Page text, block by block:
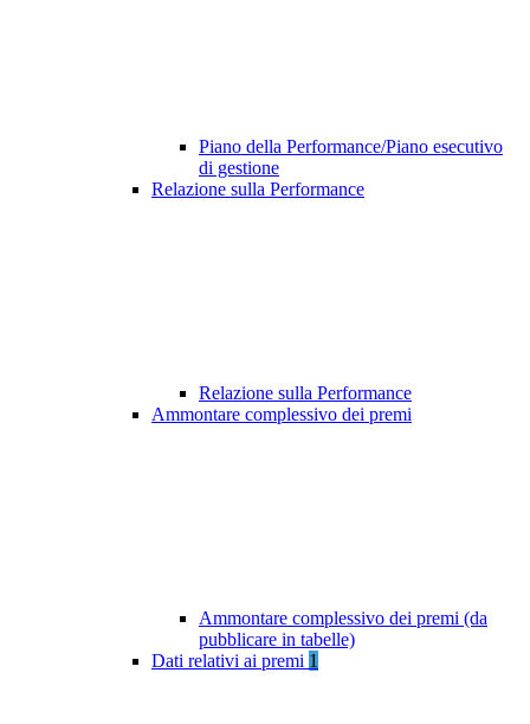
Piano della Performance/Piano esecutivo
di gestione
Relazione sulla Performance
Relazione sulla Performance
Ammontare complessivo dei premi
Ammontare complessivo dei premi (da
pubblicare in tabelle)
Dati relativi ai premi 1